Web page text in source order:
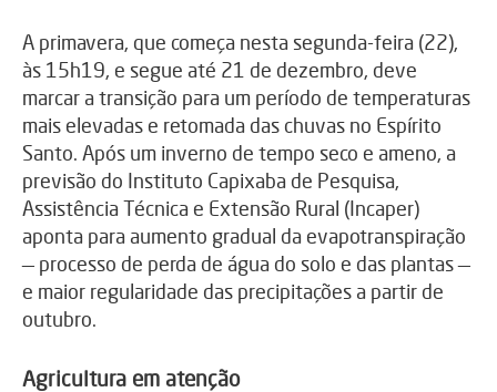
A primavera, que começa nesta segunda-feira (22),
às 15h19, e segue até 21 de dezembro, deve
marcar a transição para um período de temperaturas
mais elevadas e retomada das chuvas no Espírito
Santo. Após um inverno de tempo seco e ameno, a
previsão do Instituto Capixaba de Pesquisa,
Assistência Técnica e Extensão Rural (Incaper)
aponta para aumento gradual da evapotranspiração
— processo de perda de água do solo e das plantas —
e maior regularidade das precipitações a partir de
outubro.
Agricultura em atenção